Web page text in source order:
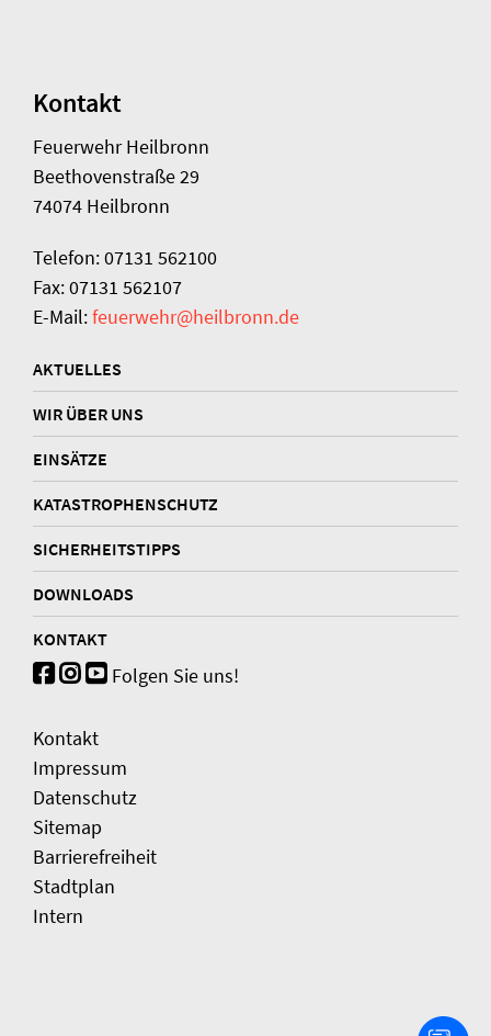
Kontakt
Feuerwehr Heilbronn
Beethovenstraße 29
74074 Heilbronn
Telefon: 07131 562100
Fax: 07131 562107
E-Mail:feuerwehr@heilbronn.de
AKTUELLES
WIR ÜBER UNS
EINSÄTZE
KATASTROPHENSCHUTZ
SICHERHEITSTIPPS
DOWNLOADS
KONTAKT
Folgen Sie uns!
Kontakt
Impressum
Datenschutz
Sitemap
Barrierefreiheit
Stadtplan
Intern